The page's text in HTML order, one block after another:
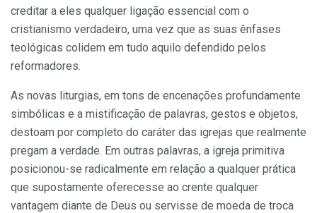
creditar a eles qualquer ligação essencial com o
cristianismo verdadeiro, uma vez que as suas ênfases
teológicas colidem em tudo aquilo defendido pelos
reformadores.
As novas liturgias, em tons de encenações profundamente
simbólicas e a mistificação de palavras, gestos e objetos,
destoam por completo do caráter das igrejas que realmente
pregam a verdade. Em outras palavras, a igreja primitiva
posicionou-se radicalmente em relação a qualquer prática
que supostamente oferecesse ao crente qualquer
vantagem diante de Deus ou servisse de moeda de troca